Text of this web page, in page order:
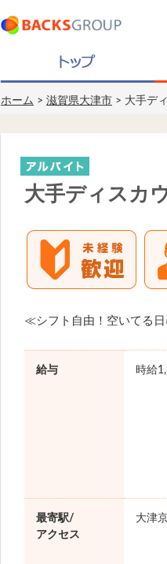
ホーム > 滋賀県大津市 > 大手デ
大手ディスカ
≪シフト自由！空いてる
給与 時給
最寄駅/
アクセス
大津